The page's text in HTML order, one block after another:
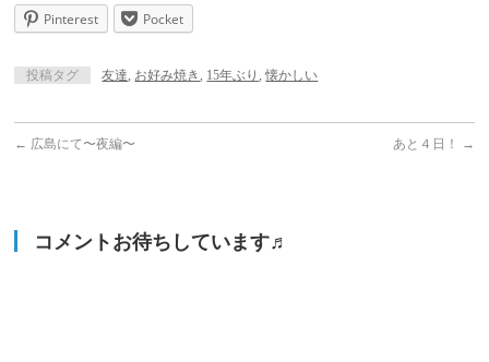
Pinterest Pocket
投稿タグ 友達, お好み焼き, 15年ぶり,懐かしい
← 広島にて〜夜編〜 あと４日！ →
コメントお待ちしています♬